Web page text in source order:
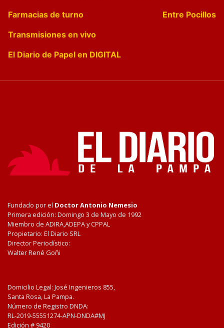
Farmacias de turno
Entre Pocillos
Transmisiones en vivo
El Diario de Papel en DIGITAL
Fundado por el Doctor Antonio Nemesio
Primera edición: Domingo 3 de Mayo de 1992
Miembro de ADIRA,ADEPA y CPPAL
Propietario: El Diario SRL
Director Periodístico:
Walter René Goñi
Domicilio Legal: José Ingenieros 855,
Santa Rosa, La Pampa.
Número de Registro DNDA:
RL-2019-55551274-APN-DNDA#MJ
Edición # 9420